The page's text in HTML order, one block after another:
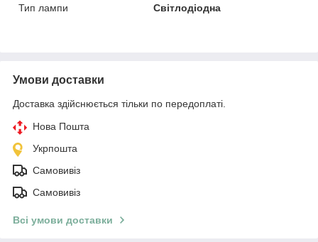
Тип лампи
Світлодіодна
Умови доставки
Доставка здійснюється тільки по передоплаті.
Нова Пошта
Укрпошта
Самовивіз
Самовивіз
Всі умови доставки